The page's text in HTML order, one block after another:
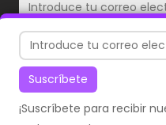
Suscríbete
¡Suscríbete para recibir
¡Suscríbete para recibir
en tu correo!